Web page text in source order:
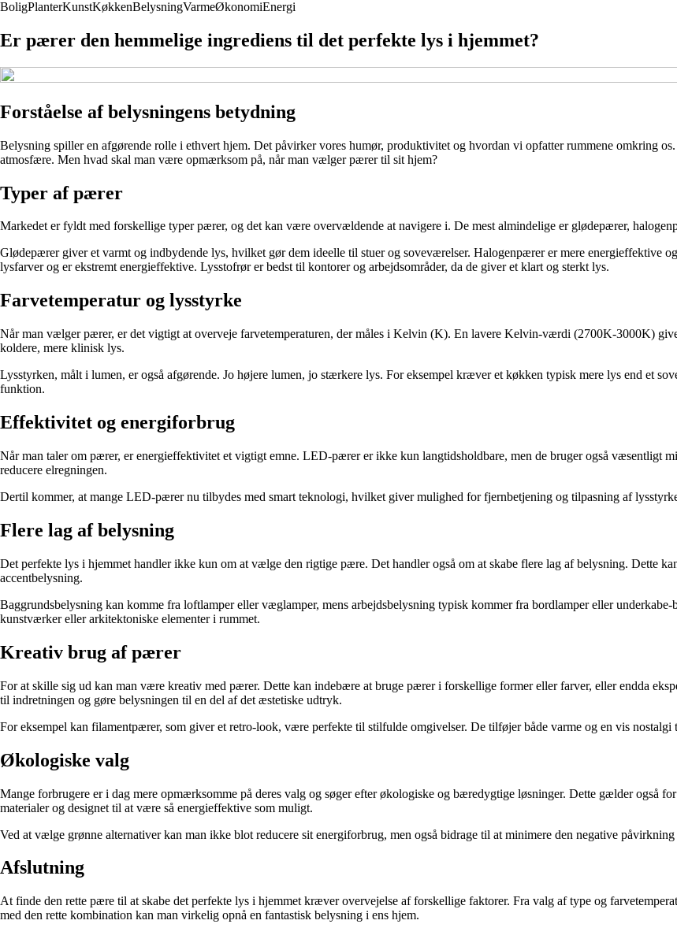
BoligPlanterKunstKøkkenBelysningVarmeØkonomiEnergi
Er pærer den hemmelige ingrediens til det perfekte lys i hjemmet?
Forståelse af belysningens betydning
Belysning spiller en afgørende rolle i ethvert hjem. Det påvirker vores humør, produktivitet og hvordan vi opfatter rummene omkring
atmosfære. Men hvad skal man være opmærksom på, når man vælger pærer til sit hjem?
Typer af pærer
Markedet er fyldt med forskellige typer pærer, og det kan være overvældende at navigere i. De mest almindelige er glødepærer,
Glødepærer giver et varmt og indbydende lys, hvilket gør dem ideelle til stuer og soveværelser. Halogenpærer er mere
lysfarver og er ekstremt energieffektive. Lysstofrør er bedst til kontorer og arbejdsområder, da de giver et klart og sterkt lys.
Farvetemperatur og lysstyrke
Når man vælger pærer, er det vigtigt at overveje farvetemperaturen, der måles i Kelvin (K). En lavere Kelvin-værdi (2700K-3000K)
koldere, mere klinisk lys.
Lysstyrken, målt i lumen, er også afgørende. Jo højere lumen, jo stærkere lys. For eksempel kræver et køkken typisk mere lys end et
funktion.
Effektivitet og energiforbrug
Når man taler om pærer, er energieffektivitet et vigtigt emne. LED-pærer er ikke kun langtidsholdbare, men de bruger også væsentligt
reducere elregningen.
Dertil kommer, at mange LED-pærer nu tilbydes med smart teknologi, hvilket giver mulighed for fjernbetjening og tilpasning af
Flere lag af belysning
Det perfekte lys i hjemmet handler ikke kun om at vælge den rigtige pære. Det handler også om at skabe flere lag af belysning. Dette
accentbelysning.
Baggrundsbelysning kan komme fra loftlamper eller væglamper, mens arbejdsbelysning typisk kommer fra bordlamper eller
kunstværker eller arkitektoniske elementer i rummet.
Kreativ brug af pærer
For at skille sig ud kan man være kreativ med pærer. Dette kan indebære at bruge pærer i forskellige former eller farver, eller endda
til indretningen og gøre belysningen til en del af det æstetiske udtryk.
For eksempel kan filamentpærer, som giver et retro-look, være perfekte til stilfulde omgivelser. De tilføjer både varme og en vis nostalgi
Økologiske valg
Mange forbrugere er i dag mere opmærksomme på deres valg og søger efter økologiske og bæredygtige løsninger. Dette gælder også
materialer og designet til at være så energieffektive som muligt.
Ved at vælge grønne alternativer kan man ikke blot reducere sit energiforbrug, men også bidrage til at minimere den negative
Afslutning
At finde den rette pære til at skabe det perfekte lys i hjemmet kræver overvejelse af forskellige faktorer. Fra valg af type og
med den rette kombination kan man virkelig opnå en fantastisk belysning i ens hjem.